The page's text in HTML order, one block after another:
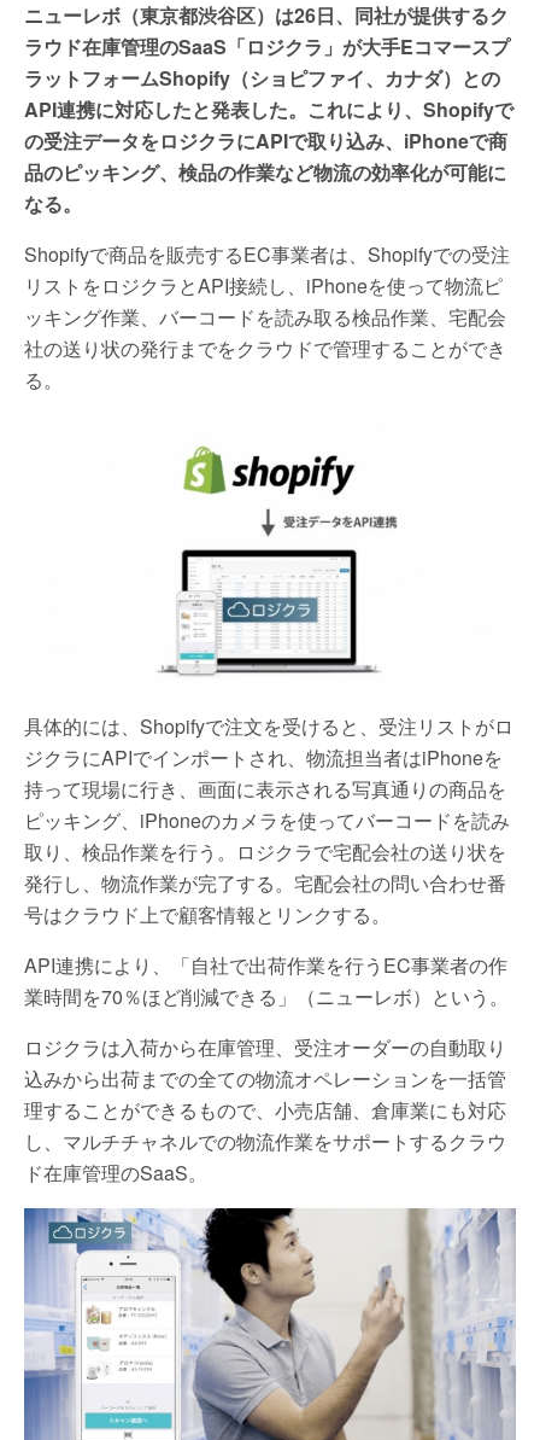
ニューレボ（東京都渋谷区）は26日、同社が提供するク
ラウド在庫管理のSaaS「ロジクラ」が大手Eコマースプ
ラットフォームShopify（ショピファイ、カナダ）との
API連携に対応したと発表した。これにより、Shopifyで
の受注データをロジクラにAPIで取り込み、iPhoneで商
品のピッキング、検品の作業など物流の効率化が可能に
なる。
Shopifyで商品を販売するEC事業者は、Shopifyでの受注
リストをロジクラとAPI接続し、iPhoneを使って物流ピ
ッキング作業、バーコードを読み取る検品作業、宅配会
社の送り状の発行までをクラウドで管理することができ
る。
具体的には、Shopifyで注文を受けると、受注リストがロ
ジクラにAPIでインポートされ、物流担当者はiPhoneを
持って現場に行き、画面に表示される写真通りの商品を
ピッキング、iPhoneのカメラを使ってバーコードを読み
取り、検品作業を行う。ロジクラで宅配会社の送り状を
発行し、物流作業が完了する。宅配会社の問い合わせ番
号はクラウド上で顧客情報とリンクする。
API連携により、「自社で出荷作業を行うEC事業者の作
業時間を70％ほど削減できる」（ニューレボ）という。
ロジクラは入荷から在庫管理、受注オーダーの自動取り
込みから出荷までの全ての物流オペレーションを一括管
理することができるもので、小売店舗、倉庫業にも対応
し、マルチチャネルでの物流作業をサポートするクラウ
ド在庫管理のSaaS。